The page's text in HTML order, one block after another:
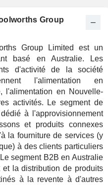
Group
Group Limited est un
basé en Australie. Les
d'activité de la société
l'alimentation en
l'alimentation en Nouvelle-
activités. Le segment de
à l'approvisionnement
et produits connexes
la fourniture de services (y
à des clients particuliers
segment B2B en Australie
la distribution de produits
à la revente à d'autres